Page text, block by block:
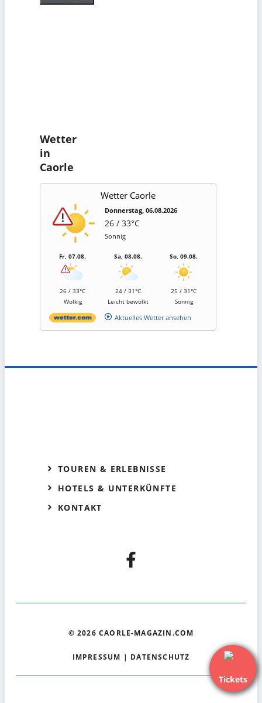
Wetter
in
Caorle
Wetter Caorle
Donnerstag, 06.08.2026
26 / 33°C
Sonnig
Fr, 07.08.
26 / 33°C
Wolkig
Sa, 08.08.
24 / 31°C
Leicht bewölkt
So, 09.08.
25 / 31°C
Sonnig
Aktuelles Wetter ansehen
Tickets
TOUREN & ERLEBNISSE
HOTELS & UNTERKÜNFTE
KONTAKT
© 2026 CAORLE-MAGAZIN.COM
IMPRESSUM | DATENSCHUTZ